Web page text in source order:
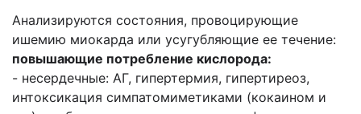
Анализируются состояния, провоцирующие
ишемию миокарда или усугубляющие ее течение:
повышающие потребление кислорода:
- несердечные: АГ, гипертермия, гипертиреоз,
интоксикация симпатомиметиками (кокаином и